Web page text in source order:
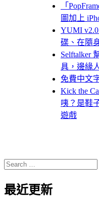
「
圖加上
YUMI
碟、在隨
Selftalker
具，邊緣
免費中文
Kick the
咦？是鞋
遊戲
Search
for:
最近更新